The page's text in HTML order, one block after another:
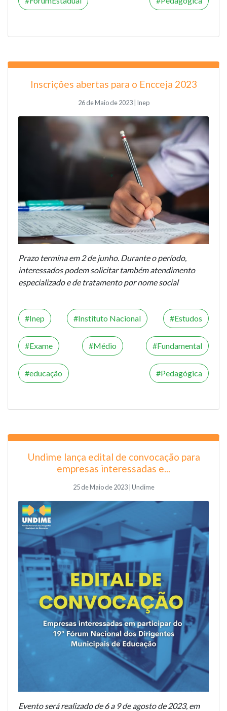
Inscrições abertas para o Encceja 2023
26 de Maio de 2023 | Inep
Prazo termina em 2 de junho. Durante o período,
interessados podem solicitar também atendimento
especializado e de tratamento por nome social
Inep Instituto Nacional Estudos
Exame Médio Fundamental
educação Pedagógica
Undime lança edital de convocação para
empresas interessadas e...
25 de Maio de 2023 | Undime
Evento será realizado de 6 a 9 de agosto de 2023, em